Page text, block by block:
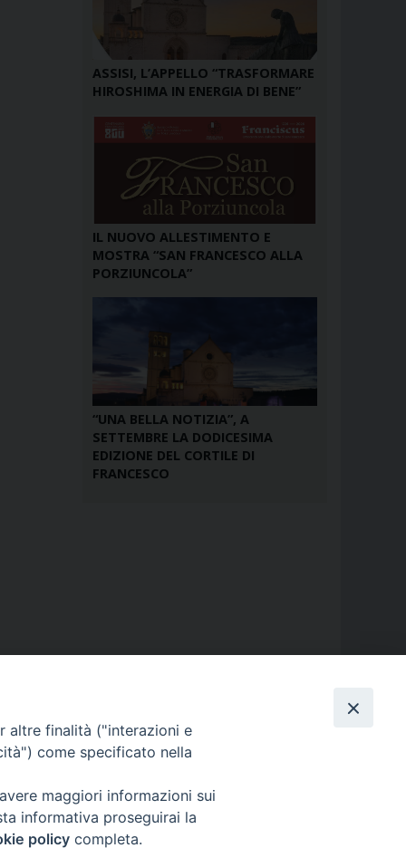
ASSISI, L’APPELLO “TRASFORMARE
HIROSHIMA IN ENERGIA DI BENE”
IL NUOVO ALLESTIMENTO E
MOSTRA “SAN FRANCESCO ALLA
PORZIUNCOLA”
“UNA BELLA NOTIZIA”, A
SETTEMBRE LA DODICESIMA
EDIZIONE DEL CORTILE DI
FRANCESCO
altre finalità ("interazioni e
come specificato nella
maggiori informazioni sui
informativa proseguirai la
policy completa.